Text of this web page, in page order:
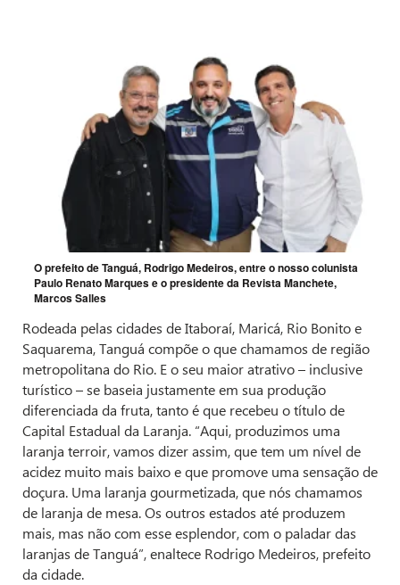
O prefeito de Tanguá, Rodrigo Medeiros, entre o nosso colunista
Paulo Renato Marques e o presidente da Revista Manchete,
Marcos Salles
Rodeada pelas cidades de Itaboraí, Maricá, Rio Bonito e
Saquarema, Tanguá compõe o que chamamos de região
metropolitana do Rio. E o seu maior atrativo – inclusive
turístico – se baseia justamente em sua produção
diferenciada da fruta, tanto é que recebeu o título de
Capital Estadual da Laranja. “Aqui, produzimos uma
laranja terroir, vamos dizer assim, que tem um nível de
acidez muito mais baixo e que promove uma sensação de
doçura. Uma laranja gourmetizada, que nós chamamos
de laranja de mesa. Os outros estados até produzem
mais, mas não com esse esplendor, com o paladar das
laranjas de Tanguá”, enaltece Rodrigo Medeiros, prefeito
da cidade.